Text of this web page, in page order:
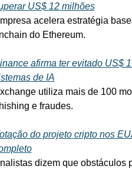
US$ 12 milhões
acelera estratégia
do Ethereum.
afirma ter evitado US$
de IA
utiliza mais de 100
e fraudes.
do projeto cripto nos
dizem que obstáculos